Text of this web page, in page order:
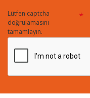
Lütfen captcha
doğrulamasını
tamamlayın.